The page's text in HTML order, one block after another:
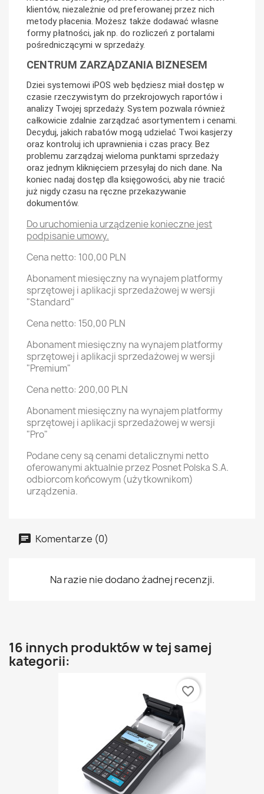
klientów, niezależnie od preferowanej przez nich
metody płacenia. Możesz także dodawać własne
formy płatności, jak np. do rozliczeń z portalami
pośredniczącymi w sprzedaży.
CENTRUM ZARZĄDZANIA BIZNESEM
Dziei systemowi iPOS web będziesz miał dostęp w
czasie rzeczywistym do przekrojowych raportów i
analizy Twojej sprzedaży. System pozwala również
całkowicie zdalnie zarządzać asortymentem i cenami.
Decyduj, jakich rabatów mogą udzielać Twoi kasjerzy
oraz kontroluj ich uprawnienia i czas pracy. Bez
problemu zarządzaj wieloma punktami sprzedaży
oraz jednym kliknięciem przesyłaj do nich dane. Na
koniec nadaj dostęp dla księgowości, aby nie tracić
już nigdy czasu na ręczne przekazywanie
dokumentów.
Do uruchomienia urządzenie konieczne jest
podpisanie umowy.
Cena netto: 100,00 PLN
Abonament miesięczny na wynajem platformy
sprzętowej i aplikacji sprzedażowej w wersji
"Standard"
Cena netto: 150,00 PLN
Abonament miesięczny na wynajem platformy
sprzętowej i aplikacji sprzedażowej w wersji
"Premium"
Cena netto: 200,00 PLN
Abonament miesięczny na wynajem platformy
sprzętowej i aplikacji sprzedażowej w wersji
"Pro"
Podane ceny są cenami detalicznymi netto
oferowanymi aktualnie przez Posnet Polska S.A.
odbiorcom końcowym (użytkownikom)
urządzenia.
Komentarze (0)
Na razie nie dodano żadnej recenzji.
16 innych produktów w tej samej
kategorii:
favorite_border